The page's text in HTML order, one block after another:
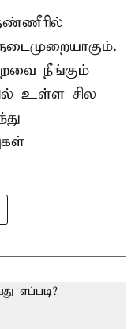
நீங்கும்
உள்ள சில